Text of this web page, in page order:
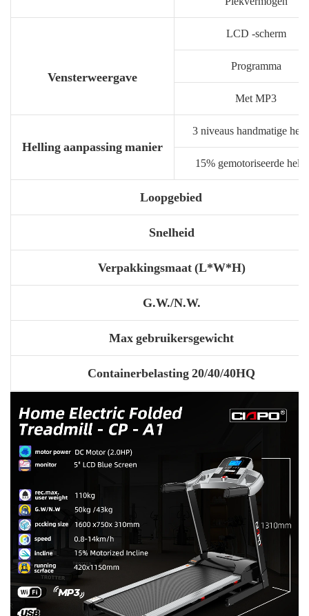
Vensterweergave
LCD -scherm
Programma
Met MP3
Helling aanpassing manier
3 niveaus handmatige
15% gemotoriseerde
Loopgebied
Snelheid
Verpakkingsmaat (L*W*H)
G.W./N.W.
Max gebruikersgewicht
Containerbelasting 20/40/40HQ